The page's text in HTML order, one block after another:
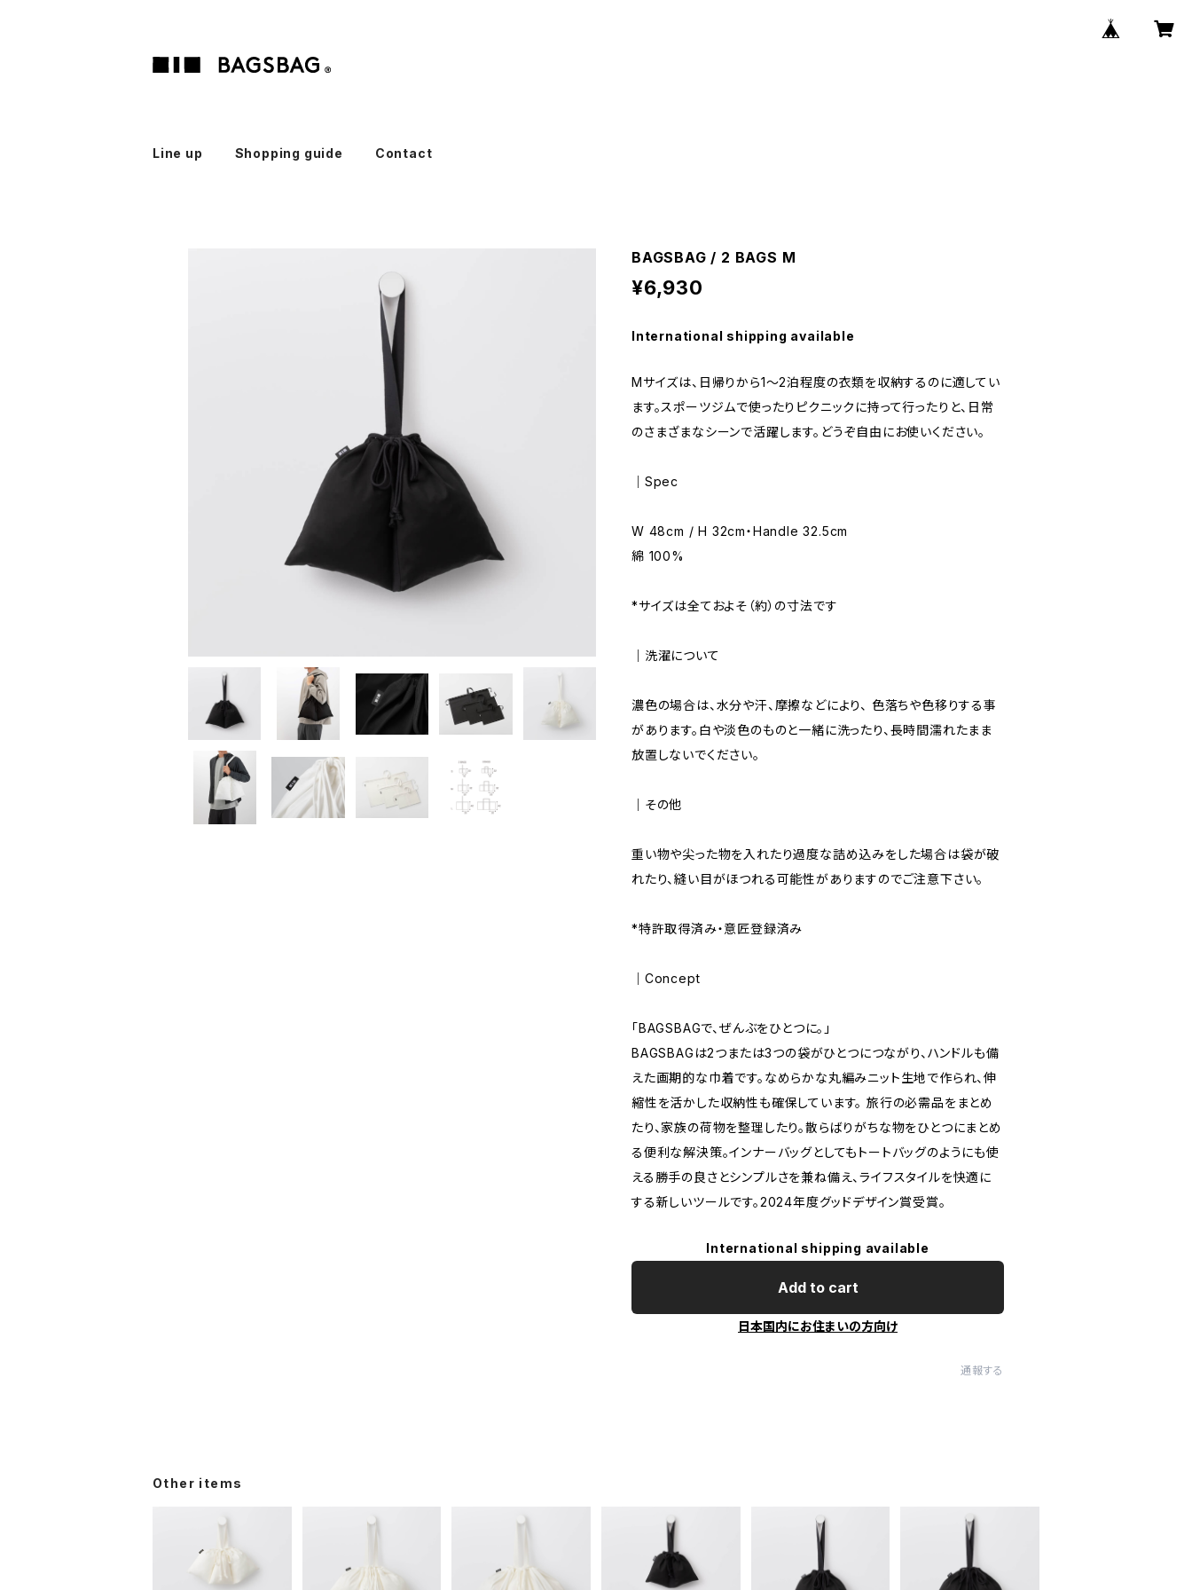
Line up Shopping guide Contact
BAGSBAG / 2 BAGS M
¥6,930
International shipping available
Mサイズは、日帰りから1～2泊程度の衣類を収納するのに適してい
ます。スポーツジムで使ったりピクニックに持って行ったりと、日常
のさまざまなシーンで活躍します。どうぞ自由にお使いください。
｜Spec
W 48cm / H 32cm・Handle 32.5cm
綿 100%
*サイズは全ておよそ（約）の寸法です
｜洗濯について
濃色の場合は、水分や汗、摩擦などにより、 色落ちや色移りする事
があります。白や淡色のものと一緒に洗ったり、長時間濡れたまま
放置しないでください。
｜その他
重い物や尖った物を入れたり過度な詰め込みをした場合は袋が破
れたり、縫い目がほつれる可能性がありますのでご注意下さい。
*特許取得済み・意匠登録済み
｜Concept
「BAGSBAGで、ぜんぶをひとつに。」
BAGSBAGは2つまたは3つの袋がひとつにつながり、ハンドルも備
えた画期的な巾着です。なめらかな丸編みニット生地で作られ、伸
縮性を活かした収納性も確保しています。 旅行の必需品をまとめ
たり、家族の荷物を整理したり。散らばりがちな物をひとつにまとめ
る便利な解決策。インナーバッグとしてもトートバッグのようにも使
える勝手の良さとシンプルさを兼ね備え、ライフスタイルを快適に
する新しいツールです。2024年度グッドデザイン賞受賞。
International shipping available
Add to cart
日本国内にお住まいの方向け
通報する
Other items